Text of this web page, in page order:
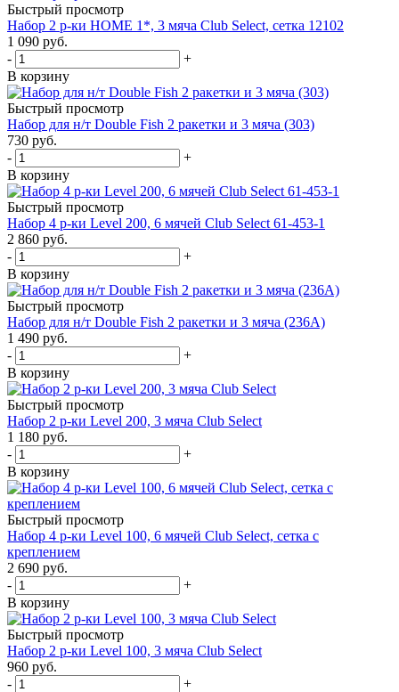
Быстрый просмотр
Набор 2 р-ки HOME 1*, 3 мяча Club Select, сетка 12102
1 090 руб.
-
+
В корзину
Быстрый просмотр
Набор для н/т Double Fish 2 ракетки и 3 мяча (303)
730 руб.
-
+
В корзину
Быстрый просмотр
Набор 4 р-ки Level 200, 6 мячей Club Select 61-453-1
2 860 руб.
-
+
В корзину
Быстрый просмотр
Набор для н/т Double Fish 2 ракетки и 3 мяча (236А)
1 490 руб.
-
+
В корзину
Быстрый просмотр
Набор 2 р-ки Level 200, 3 мяча Club Select
1 180 руб.
-
+
В корзину
Быстрый просмотр
Набор 4 р-ки Level 100, 6 мячей Club Select, сетка с
креплением
2 690 руб.
-
+
В корзину
Быстрый просмотр
Набор 2 р-ки Level 100, 3 мяча Club Select
960 руб.
-
+